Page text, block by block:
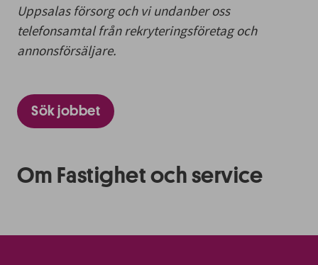
Uppsalas försorg och vi undanber oss
telefonsamtal från rekryteringsföretag och
annonsförsäljare.
Sök jobbet
Om Fastighet och service